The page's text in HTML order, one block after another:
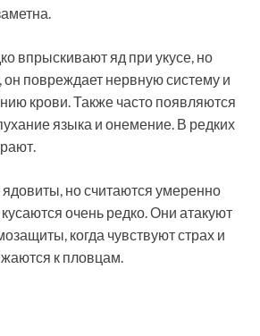
впрыскивают яд при укусе, но
он повреждает нервную систему и
крови. Также часто появляются
языка и онемение. В редких
но считаются умеренно
очень редко. Они атакуют
когда чувствуют страх и
к пловцам.